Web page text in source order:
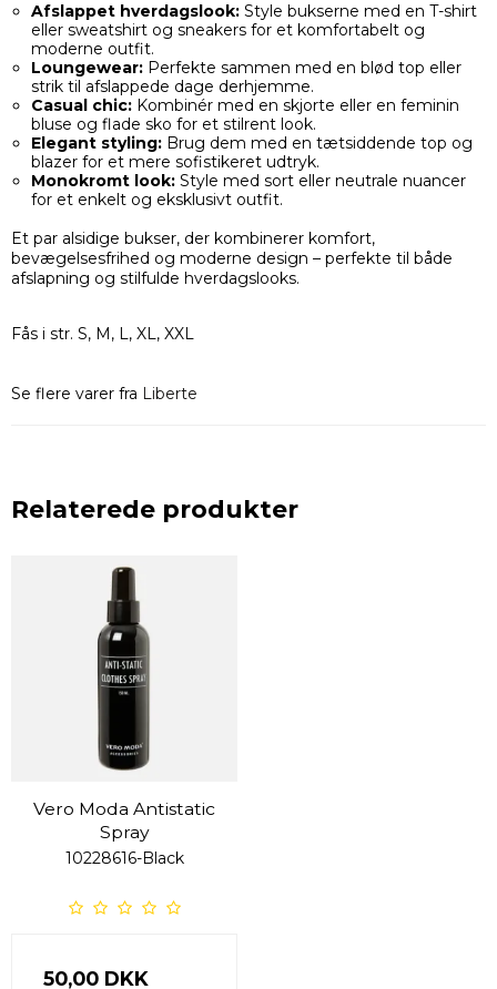
Afslappet hverdagslook:Style bukserne med en T-shirt
eller sweatshirt og sneakers for et komfortabelt og
moderne outfit.
Loungewear:Perfekte sammen med en blød top eller
strik til afslappede dage derhjemme.
Casual chic:Kombinér med en skjorte eller en feminin
bluse og flade sko for et stilrent look.
Elegant styling:Brug dem med en tætsiddende top og
blazer for et mere sofistikeret udtryk.
Monokromt look:Style med sort eller neutrale nuancer
for et enkelt og eksklusivt outfit.
Et par alsidige bukser, der kombinerer komfort,
bevægelsesfrihed og moderne design – perfekte til både
afslapning og stilfulde hverdagslooks.
Fås i str. S, M, L, XL, XXL
Se flere varer fra Liberte
Relaterede produkter
Vero Moda Antistatic
Spray
10228616-Black
50,00 DKK